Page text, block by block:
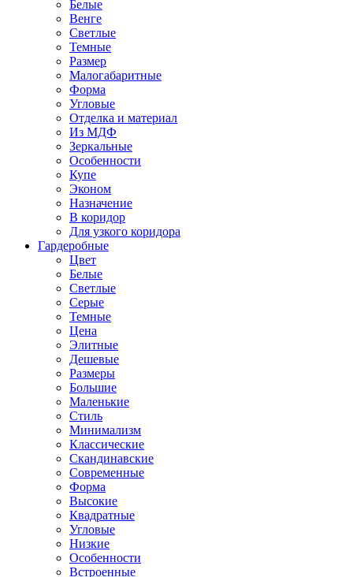
Белые
Венге
Светлые
Темные
Размер
Малогабаритные
Форма
Угловые
Отделка и материал
Из МДФ
Зеркальные
Особенности
Купе
Эконом
Назначение
В коридор
Для узкого коридора
Гардеробные
Цвет
Белые
Светлые
Серые
Темные
Цена
Элитные
Дешевые
Размеры
Большие
Маленькие
Стиль
Минимализм
Классические
Скандинавские
Современные
Форма
Высокие
Квадратные
Угловые
Низкие
Особенности
Встроенные